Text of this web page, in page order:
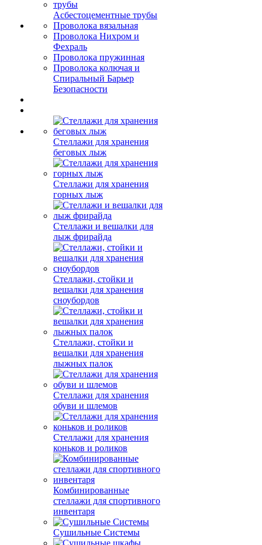
Асбестоцементные трубы
Проволока вязальная
Проволока Нихром и
Фехраль
Проволока пружинная
Проволока колючая и
Спиральный Барьер
Безопасности
Стеллажи для хранения
беговых лыж
Стеллажи для хранения
горных лыж
Стеллажи и вешалки для
лыж фрирайда
Стеллажи, стойки и
вешалки для хранения
сноубордов
Стеллажи, стойки и
вешалки для хранения
лыжных палок
Стеллажи для хранения
обуви и шлемов
Стеллажи для хранения
коньков и роликов
Комбинированные
стеллажи для спортивного
инвентаря
Сушильные Системы